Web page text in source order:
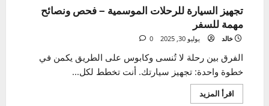
لك؟
الصيانة الموسمية
تجهيز السيارة للرحلات الموسمية – فحص ونصائح
مهمة للسفر